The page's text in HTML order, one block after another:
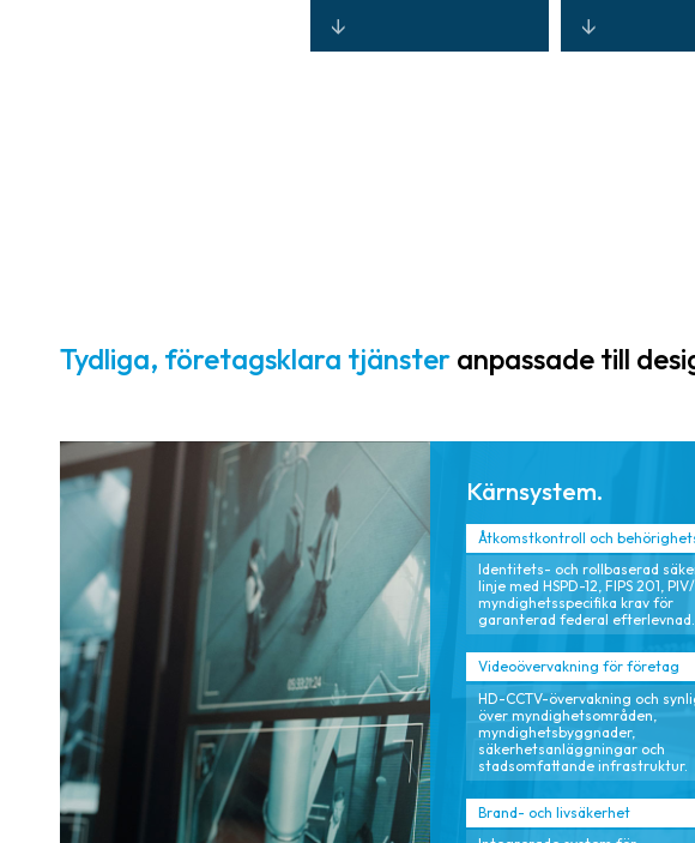
realtidsanalys
för proaktiv
Tydliga, företagsklara tjänster anpassade till
Kärnsystem.
Åtkomstkontroll och
Identitets- och rollbaserad
linje med HSPD-12, FIPS 201,
myndighetsspecifika krav för
garanterad federal efterlevnad.
Videoövervakning för företag
HD-CCTV-övervakning och
över myndighetsområden,
myndighetsbyggnader,
säkerhetsanläggningar och
stadsomfattande infrastruktur.
Brand- och livsäkerhet